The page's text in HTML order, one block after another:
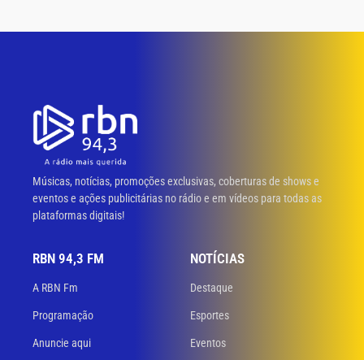
Músicas, notícias, promoções exclusivas, coberturas de shows e
eventos e ações publicitárias no rádio e em vídeos para todas as
plataformas digitais!
RBN 94,3 FM
A RBN Fm
Programação
Anuncie aqui
NOTÍCIAS
Destaque
Esportes
Eventos